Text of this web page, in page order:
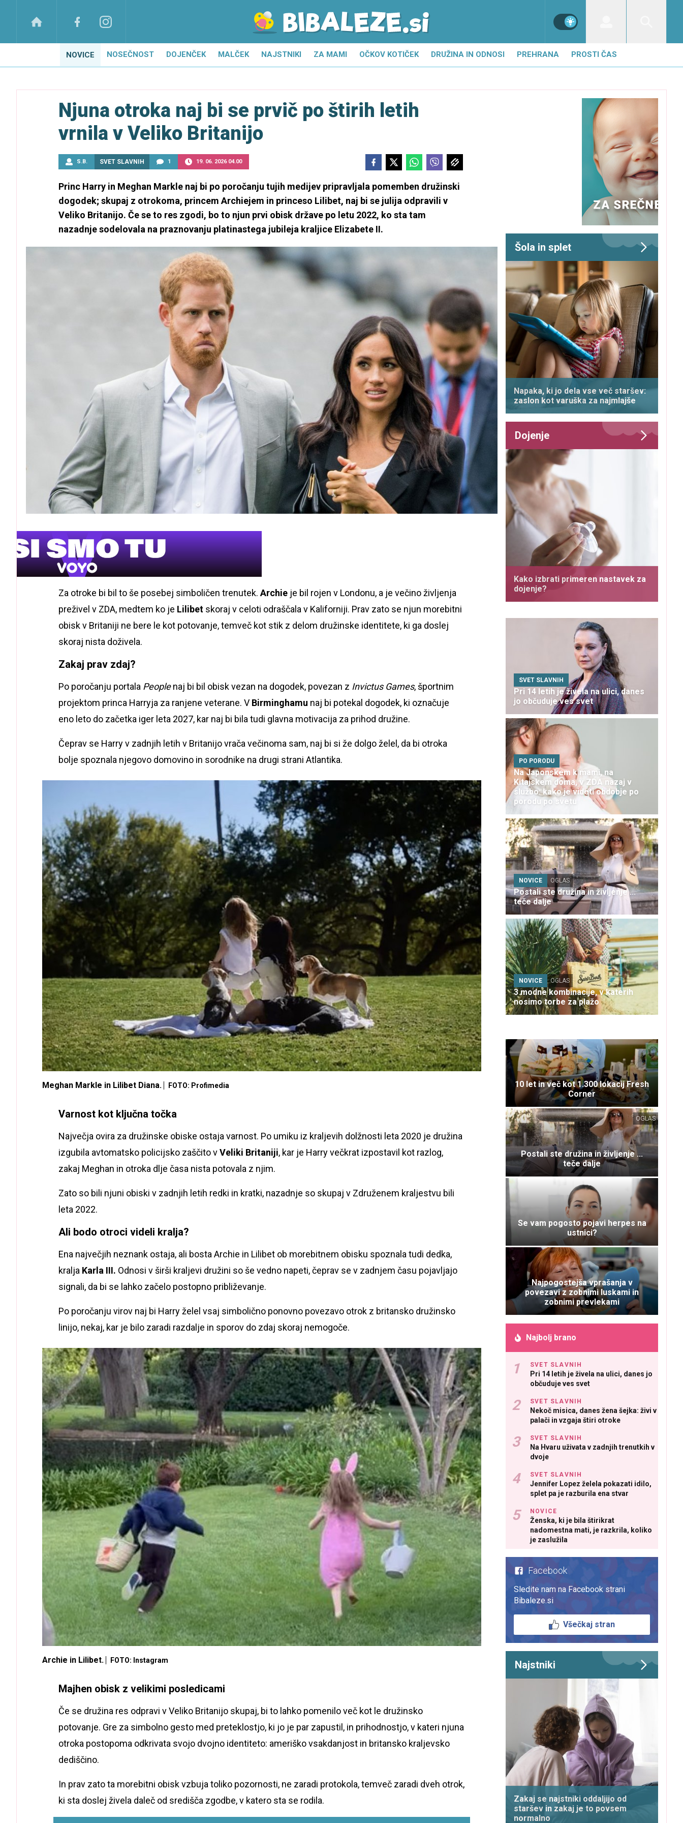
NOVICE NOSEČNOST DOJENČEK MALČEK NAJSTNIKI ZA MAMI OČKOV KOTIČEK DRUŽINA IN ODNOSI PREHRANA PROSTI ČAS
Njuna otroka naj bi se prvič po štirih letih
vrnila v Veliko Britanijo
S.B. SVET SLAVNIH 1 19. 06. 2026 04.00
Princ Harry in Meghan Markle naj bi po poročanju tujih medijev pripravljala pomemben družinski
dogodek; skupaj z otrokoma, princem Archiejem in princeso Lilibet, naj bi se julija odpravili v
Veliko Britanijo. Če se to res zgodi, bo to njun prvi obisk države po letu 2022, ko sta tam
nazadnje sodelovala na praznovanju platinastega jubileja kraljice Elizabete II.
Za otroke bi bil to še posebej simboličen trenutek. Archie je bil rojen v Londonu, a je večino življenja
preživel v ZDA, medtem ko je Lilibet skoraj v celoti odraščala v Kaliforniji. Prav zato se njun morebitni
obisk v Britaniji ne bere le kot potovanje, temveč kot stik z delom družinske identitete, ki ga doslej
skoraj nista doživela.
Zakaj prav zdaj?
Po poročanju portala Peoplenaj bi bil obisk vezan na dogodek, povezan z Invictus Games, športnim
projektom princa Harryja za ranjene veterane. V Birminghamu naj bi potekal dogodek, ki označuje
eno leto do začetka iger leta 2027, kar naj bi bila tudi glavna motivacija za prihod družine.
Čeprav se Harry v zadnjih letih v Britanijo vrača večinoma sam, naj bi si že dolgo želel, da bi otroka
bolje spoznala njegovo domovino in sorodnike na drugi strani Atlantika.
Meghan Markle in Lilibet Diana. FOTO: Profimedia
Varnost kot ključna točka
Največja ovira za družinske obiske ostaja varnost. Po umiku iz kraljevih dolžnosti leta 2020 je družina
izgubila avtomatsko policijsko zaščito vVeliki Britaniji, kar je Harry večkrat izpostavil kot razlog,
zakaj Meghan in otroka dlje časa nista potovala z njim.
Zato so bili njuni obiski v zadnjih letih redki in kratki, nazadnje so skupaj v Združenem kraljestvu bili
leta 2022.
Ali bodo otroci videli kralja?
Ena največjih neznank ostaja, ali bosta Archie in Lilibet ob morebitnem obisku spoznala tudi dedka,
kralja Karla III. Odnosi v širši kraljevi družini so še vedno napeti, čeprav se v zadnjem času pojavljajo
signali, da bi se lahko začelo postopno približevanje.
Po poročanju virov naj bi Harry želel vsaj simbolično ponovno povezavo otrok z britansko družinsko
linijo, nekaj, kar je bilo zaradi razdalje in sporov do zdaj skoraj nemogoče.
Archie in Lilibet. FOTO: Instagram
Majhen obisk z velikimi posledicami
Če se družina res odpravi v Veliko Britanijo skupaj, bi to lahko pomenilo več kot le družinsko
potovanje. Gre za simbolno gesto med preteklostjo, ki jo je par zapustil, in prihodnostjo, v kateri njuna
otroka postopoma odkrivata svojo dvojno identiteto: ameriško vsakdanjost in britansko kraljevsko
dediščino.
In prav zato ta morebitni obisk vzbuja toliko pozornosti, ne zaradi protokola, temveč zaradi dveh otrok,
ki sta doslej živela daleč od središča zgodbe, v katero sta se rodila.
Šola in splet
Napaka, ki jo dela vse več staršev:
zaslon kot varuška za najmlajše
Dojenje
Kako izbrati primeren nastavek za
dojenje?
SVET SLAVNIH
Pri 14 letih je živela na ulici, danes
jo občuduje ves svet
PO PORODU
Na Japonskem k mami, na
Kitajskem doma, v ZDA nazaj v
službo: kako je videti obdobje po
porodu po svetu
NOVICE OGLAS
Postali ste družina in življenje ...
teče dalje
NOVICE OGLAS
3 modne kombinacije, v katerih
nosimo torbe za plažo
10 let in več kot 1.300 lokacij Fresh
Corner
OGLAS
Postali ste družina in življenje ...
teče dalje
Se vam pogosto pojavi herpes na
ustnici?
Najpogostejša vprašanja v
povezavi z zobnimi luskami in
zobnimi prevlekami
Najbolj brano
SVET SLAVNIH
Pri 14 letih je živela na ulici, danes jo
občuduje ves svet
SVET SLAVNIH
Nekoč misica, danes žena šejka: živi v
palači in vzgaja štiri otroke
SVET SLAVNIH
Na Hvaru uživata v zadnjih trenutkih v
dvoje
SVET SLAVNIH
Jennifer Lopez želela pokazati idilo,
splet pa je razburila ena stvar
NOVICE
Ženska, ki je bila štirikrat
nadomestna mati, je razkrila, koliko
je zaslužila
Facebook
Sledite nam na Facebook strani
Bibaleze.si
Všečkaj stran
Najstniki
Zakaj se najstniki oddaljijo od
staršev in zakaj je to povsem
normalno